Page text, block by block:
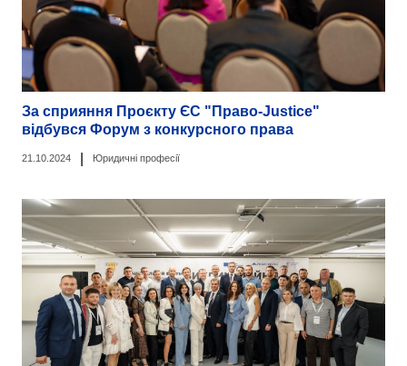
За сприяння Проєкту ЄС "Право-Justice"
відбувся Форум з конкурсного права
21.10.2024 Юридичні професії